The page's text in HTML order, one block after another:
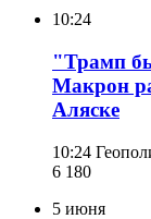
10:24
"Трамп
Макрон
Аляске
10:24
6 180
5 июня